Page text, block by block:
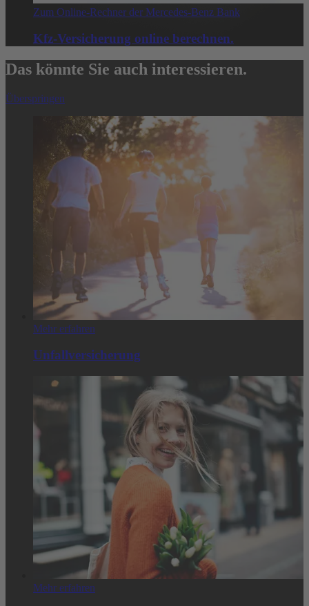
Zum Online-Rechner der Mercedes-Benz Bank
Kfz-Versicherung online berechnen.
Das könnte Sie auch interessieren.
Überspringen
Mehr erfahren
Unfallversicherung
Mehr erfahren